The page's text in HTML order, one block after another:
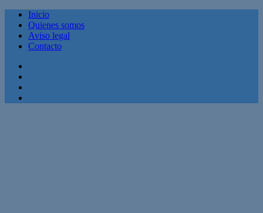
Inicio
Quienes somos
Aviso legal
Contacto